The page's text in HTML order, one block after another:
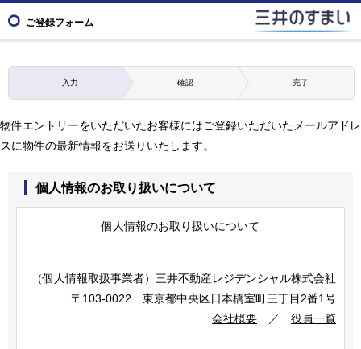
ご登録フォーム
入力 確認 完了
物件エントリーをいただいたお客様にはご登録いただいたメールアドレ
スに物件の最新情報をお送りいたします。
個人情報のお取り扱いについて
個人情報のお取り扱いについて
（個人情報取扱事業者） 三井不動産レジデンシャル株式会社
〒103-0022 東京都中央区日本橋室町三丁目2番1号
会社概要 ／ 役員一覧